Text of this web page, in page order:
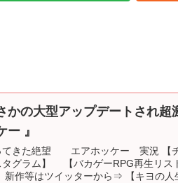
かの大型アップデートされ
ー 』
てきた絶望 エアホッケー 実況 【
タグラム】 【バカゲーRPG再生リス
新作等はツイッターから⇒ 【キヨの人